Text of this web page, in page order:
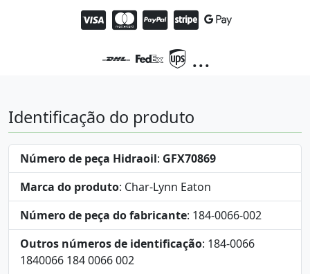
...
Identificação do produto
Número de peça Hidraoil: GFX70869
Marca do produto: Char-Lynn Eaton
Número de peça do fabricante: 184-0066-002
Outros números de identificação: 184-0066
1840066 184 0066 002